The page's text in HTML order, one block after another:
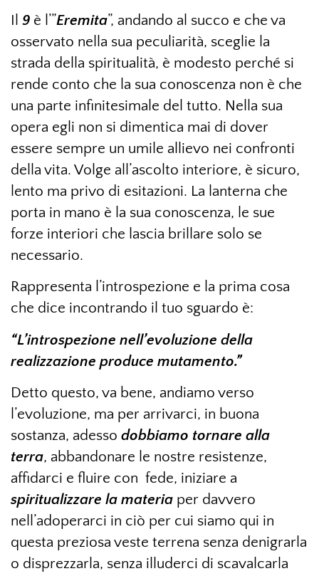
Il 9 è l’”Eremita”, andando al succo e che va
osservato nella sua peculiarità, sceglie la
strada della spiritualità, è modesto perché si
rende conto che la sua conoscenza non è che
una parte infinitesimale del tutto. Nella sua
opera egli non si dimentica mai di dover
essere sempre un umile allievo nei confronti
della vita. Volge all’ascolto interiore, è sicuro,
lento ma privo di esitazioni. La lanterna che
porta in mano è la sua conoscenza, le sue
forze interiori che lascia brillare solo se
necessario.
Rappresenta l’introspezione e la prima cosa
che dice incontrando il tuo sguardo è:
“L’introspezione nell’evoluzione della
realizzazione produce mutamento.”
Detto questo, va bene, andiamo verso
l’evoluzione, ma per arrivarci, in buona
sostanza, adesso dobbiamo tornare alla
terra, abbandonare le nostre resistenze,
affidarci e fluire con fede, iniziare a
spiritualizzare la materia per davvero
nell’adoperarci in ciò per cui siamo qui in
questa preziosa veste terrena senza denigrarla
o disprezzarla, senza illuderci di scavalcarla